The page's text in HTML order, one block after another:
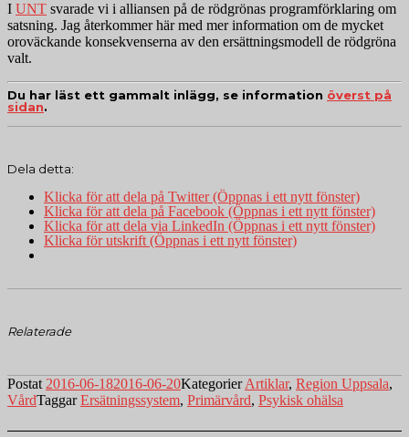
I UNT svarade vi i alliansen på de rödgrönas programförklaring om
satsning. Jag återkommer här med mer information om de mycket
oroväckande konsekvenserna av den ersättningsmodell de rödgröna
valt.
Du har läst ett gammalt inlägg, se information överst på
sidan.
Dela detta:
Klicka för att dela på Twitter (Öppnas i ett nytt fönster)
Klicka för att dela på Facebook (Öppnas i ett nytt fönster)
Klicka för att dela via LinkedIn (Öppnas i ett nytt fönster)
Klicka för utskrift (Öppnas i ett nytt fönster)
Relaterade
Postat 2016-06-182016-06-20KategorierArtiklar, Region Uppsala,
VårdTaggarErsätningssystem, Primärvård, Psykisk ohälsa